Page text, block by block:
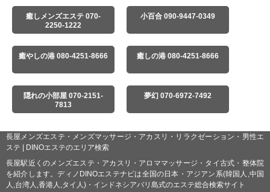
癒しメンズエステ 070-
2250-1222
小百合 090-9447-0349
癒やしの港 080-4251-8666 癒しの港 080-4251-8666
隠れの小部屋 070-2151-
7813
夢幻 070-6972-7492
長屋メンズエステ・メンズマッサージ・アカスリ・リラクゼーション・男性エ
ステ | DINOエステのエリア検索
長屋駅近くのメンズエステ・アカスリ・アロママッサージ・タイ古式・整体院
を紹介します。ディノDINOエステナビは全国の日本・アジアン系(韓国人,中国
人,台湾人,香港人,タイ人)・インドネシアバリ島式のエステ総合検索サイト